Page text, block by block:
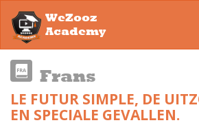
WeZooz
Academy
Frans
LE FUTUR SIMPLE, DE
EN SPECIALE GEVALLEN.